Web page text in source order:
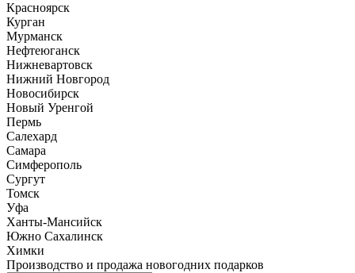
Красноярск
Курган
Мурманск
Нефтеюганск
Нижневартовск
Нижний Новгород
Новосибирск
Новый Уренгой
Пермь
Салехард
Самара
Симферополь
Сургут
Томск
Уфа
Ханты-Мансийск
Южно Сахалинск
Химки
Производство и продажа новогодних подарков